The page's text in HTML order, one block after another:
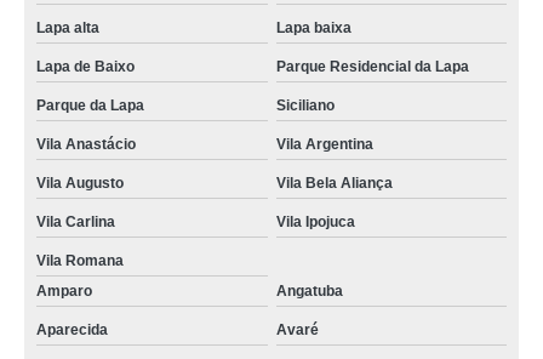
Lapa alta Lapa baixa
Lapa de Baixo Parque Residencial da Lapa
Parque da Lapa Siciliano
Vila Anastácio Vila Argentina
Vila Augusto Vila Bela Aliança
Vila Carlina Vila Ipojuca
Vila Romana
Amparo
Angatuba
Aparecida Avaré